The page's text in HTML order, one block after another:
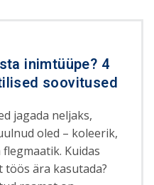
inimtüüpe? 4
soovitused
jagada neljaks,
oled – koleerik,
Kuidas
töös ära kasutada?